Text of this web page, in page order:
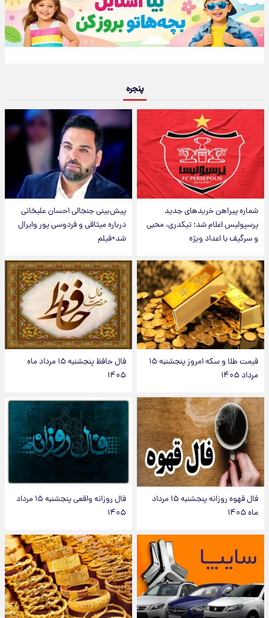
پنجره
شماره پیراهن خریدهای جدید
پرسپولیس اعلام شد؛ تیکدری، محبی
و سرگیف با اعداد ویژه
پیش‌بینی جنجالی احسان علیخانی
درباره میثاقی و فردوسی پور وایرال
شد+فیلم
قیمت طلا و سکه امروز پنجشنبه ۱۵
مرداد ۱۴۰۵
فال حافظ پنجشنبه ۱۵ مرداد ماه
۱۴۰۵
فال قهوه روزانه پنجشنبه ۱۵ مرداد
ماه ۱۴۰۵
فال روزانه واقعی پنجشنبه ۱۵ مرداد
۱۴۰۵